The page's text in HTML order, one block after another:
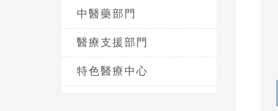
中醫藥部門
醫療支援部門
特色醫療中心